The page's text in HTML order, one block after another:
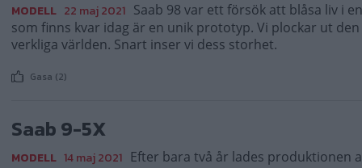
MODELL 22 maj 2021 Saab 98 var ett försök att blåsa liv i
som finns kvar idag är en unik prototyp. Vi plockar ut
verkliga världen. Snart inser vi dess storhet.
Gasa (2)
Saab 9-5X
MODELL 14 maj 2021 Efter bara två år lades produktionen